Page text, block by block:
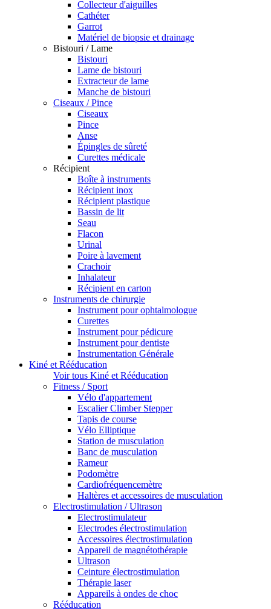
Collecteur d'aiguilles
Cathéter
Garrot
Matériel de biopsie et drainage
Bistouri / Lame
Bistouri
Lame de bistouri
Extracteur de lame
Manche de bistouri
Ciseaux / Pince
Ciseaux
Pince
Anse
Épingles de sûreté
Curettes médicale
Récipient
Boîte à instruments
Récipient inox
Récipient plastique
Bassin de lit
Seau
Flacon
Urinal
Poire à lavement
Crachoir
Inhalateur
Récipient en carton
Instruments de chirurgie
Instrument pour ophtalmologue
Curettes
Instrument pour pédicure
Instrument pour dentiste
Instrumentation Générale
Kiné et Rééducation
Voir tous Kiné et Rééducation
Fitness / Sport
Vélo d'appartement
Escalier Climber Stepper
Tapis de course
Vélo Elliptique
Station de musculation
Banc de musculation
Rameur
Podomètre
Cardiofréquencemètre
Haltères et accessoires de musculation
Electrostimulation / Ultrason
Electrostimulateur
Electrodes électrostimulation
Accessoires électrostimulation
Appareil de magnétothérapie
Ultrason
Ceinture électrostimulation
Thérapie laser
Appareils à ondes de choc
Rééducation